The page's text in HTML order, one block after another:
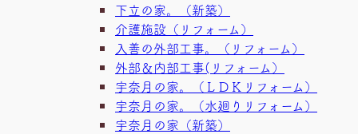
下立の家。（新築）
介護施設（リフォーム）
入善の外部工事。（リフォーム）
外部＆内部工事(リフォーム）
宇奈月の家。（ＬＤＫリフォーム）
宇奈月の家。（水廻りリフォーム）
宇奈月の家（新築）